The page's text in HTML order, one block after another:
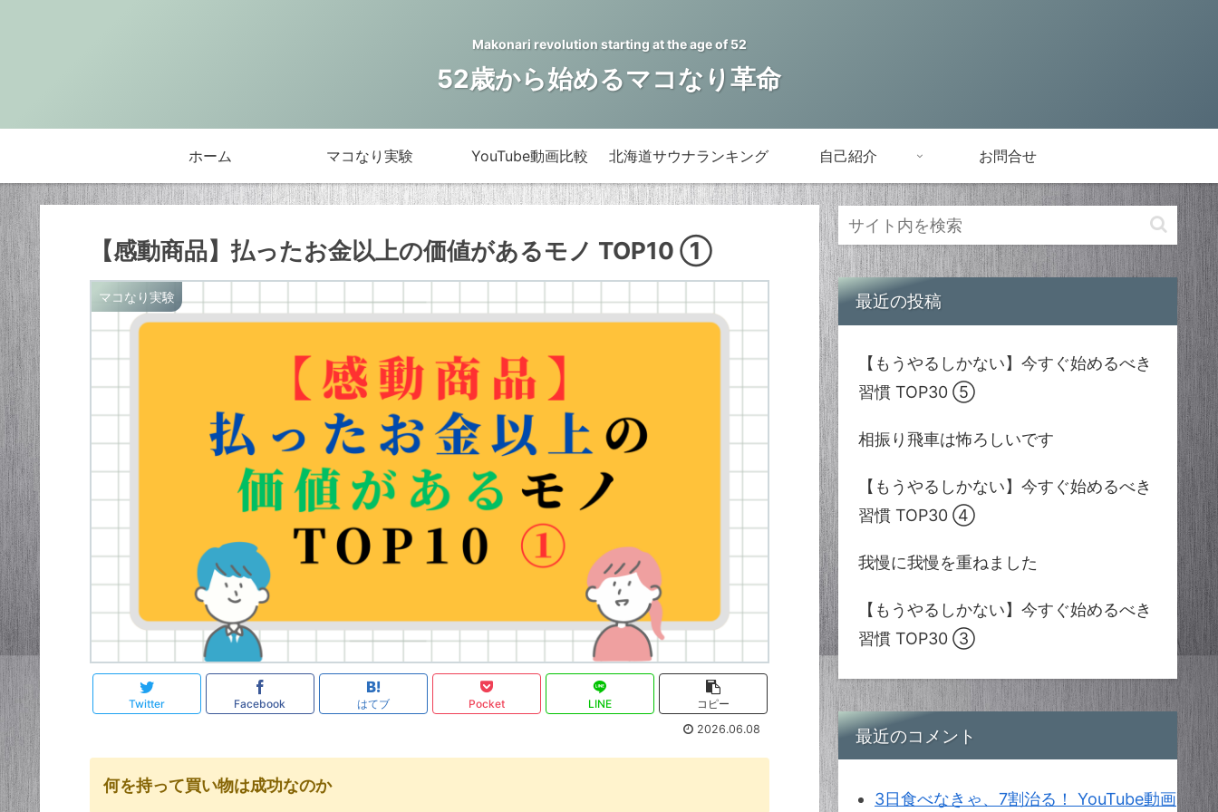
Makonari revolution starting at the age of 52
52歳から始めるマコなり革命
ホーム マコなり実験 YouTube動画比較 北海道サウナランキング 自己紹介 お問合せ
【感動商品】払ったお金以上の価値があるモノ TOP10 ①
マコなり実験
Twitter Facebook はてブ Pocket LINE
コピー
2026.06.08
何を持って買い物は成功なのか
最近の投稿
【もうやるしかない】今すぐ始めるべき
習慣 TOP30 ⑤
相振り飛車は怖ろしいです
【もうやるしかない】今すぐ始めるべき
習慣 TOP30 ④
我慢に我慢を重ねました
【もうやるしかない】今すぐ始めるべき
習慣 TOP30 ③
最近のコメント
3日食べなきゃ、7割治る！ YouTube動画